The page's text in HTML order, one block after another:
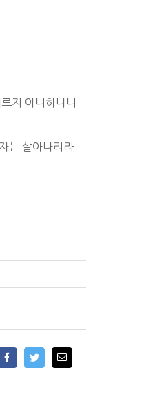
지 아니하나니
는 살아나리라
FacebookTwitterEmail